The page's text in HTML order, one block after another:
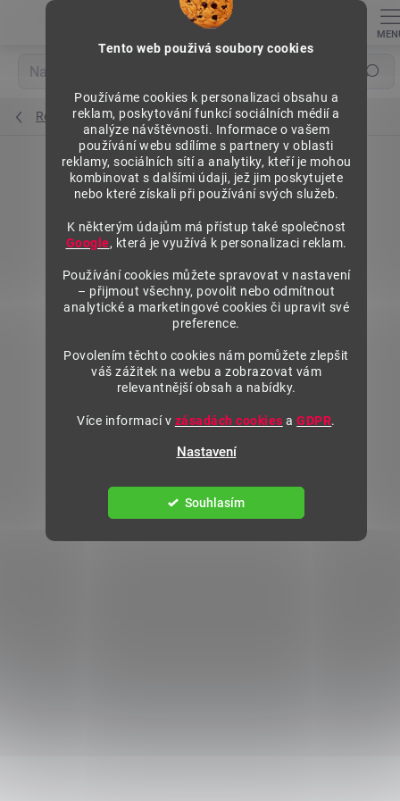
Tento web použivá soubory cookies
Používáme cookies k personalizaci obsahu a
reklam, poskytování funkcí sociálních médií a
analýze návštěvnosti. Informace o vašem
používání webu sdílíme s partnery v oblasti
reklamy, sociálních sítí a analytiky, kteří je mohou
kombinovat s dalšími údaji, jež jim poskytujete
nebo které získali při používání svých služeb.
K některým údajům má přístup také společnost
Google, která je využívá k personalizaci reklam.
Používání cookies můžete spravovat v nastavení
– přijmout všechny, povolit nebo odmítnout
analytické a marketingové cookies či upravit své
preference.
Povolením těchto cookies nám pomůžete zlepšit
váš zážitek na webu a zobrazovat vám
relevantnější obsah a nabídky.
Více informací v zásadách cookies aGDPR.
Nastavení
Souhlasím
Hledat
Regály na pneumatiky bez ráfku